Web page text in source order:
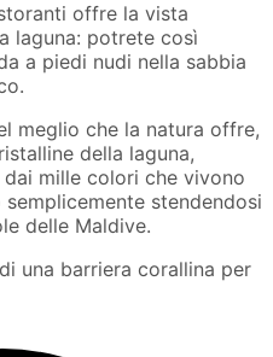
offre la vista
laguna: potrete così
a piedi nudi nella sabbia
meglio che la natura offre,
della laguna,
mille colori che vivono
stendendosi
delle Maldive.
una barriera corallina per